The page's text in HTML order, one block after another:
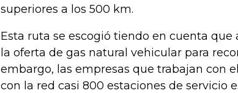
superiores a los 500 km.
Esta ruta se escogió tiendo en cuenta
la oferta de gas natural vehicular para
embargo, las empresas que trabajan con
con la red casi 800 estaciones de servicio